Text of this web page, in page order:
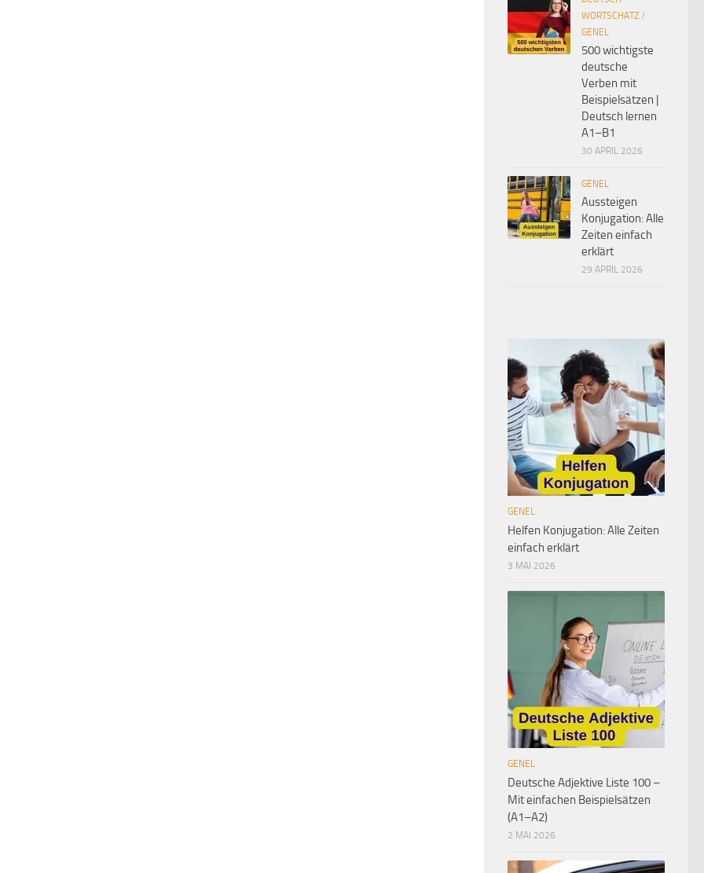
WORTSCHATZ /
GENEL
500 wichtigste
deutsche
Verben mit
Beispielsätzen |
Deutsch lernen
A1–B1
30 APRIL 2026
GENEL
Aussteigen
Konjugation: Alle
Zeiten einfach
erklärt
29 APRIL 2026
GENEL
Helfen Konjugation: Alle Zeiten
einfach erklärt
3 MAI 2026
GENEL
Deutsche Adjektive Liste 100 –
Mit einfachen Beispielsätzen
(A1–A2)
2 MAI 2026